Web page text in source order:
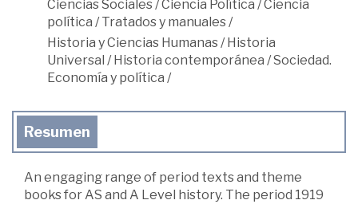
Ciencias Sociales/Ciencia Política /Ciencia
política /Tratados y manuales/
Historia y Ciencias Humanas/ Historia
Universal / Historia contemporánea /Sociedad.
Economía y política /
Resumen
An engaging range of period texts and theme
books for AS and A Level history. The period 1919